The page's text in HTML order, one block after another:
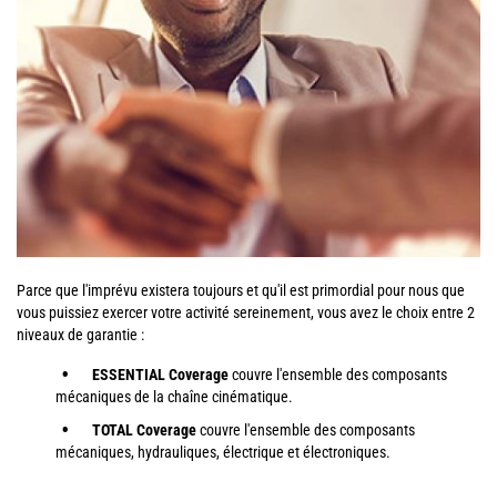
Parce que l'imprévu existera toujours et qu'il est primordial pour nous que
vous puissiez exercer votre activité sereinement, vous avez le choix entre 2
niveaux de garantie :
ESSENTIAL Coveragecouvre l'ensemble des composants
mécaniques de la chaîne cinématique.
TOTAL Coveragecouvre l'ensemble des composants
mécaniques, hydrauliques, électrique et électroniques.